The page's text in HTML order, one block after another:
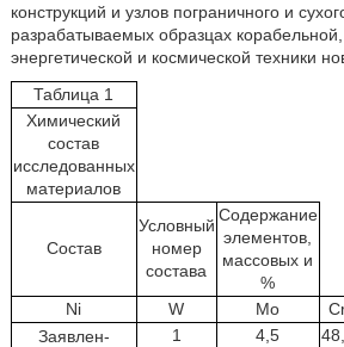
конструкций и узлов пограничного и
разрабатываемых образцах корабельной,
энергетической и космической техники
Таблица 1
Химический
состав
исследованных
материалов
Состав
Условный
номер
состава
Содержание
элементов,
массовых и
%
Ni
W Mo
Заявлен-
1 4,5